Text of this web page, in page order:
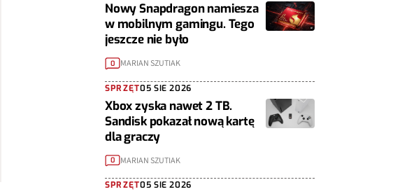
Nowy Snapdragon namiesza
w mobilnym gamingu. Tego
jeszcze nie było
0 MARIAN SZUTIAK
SPRZĘT05 SIE 2026
Xbox zyska nawet 2 TB.
Sandisk pokazał nową kartę
dla graczy
0 MARIAN SZUTIAK
SPRZĘT05 SIE 2026